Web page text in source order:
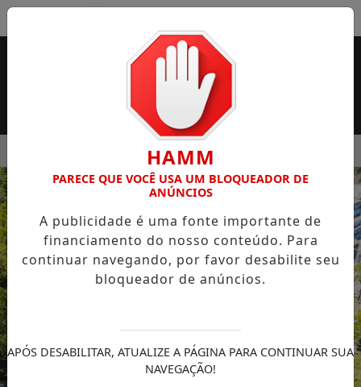
ROSSI SERÁ BREVEMENTE INAUGURADA EM
EM ALTA
HAMM
PARECE QUE VOCÊ USA UM BLOQUEADOR DE
ANÚNCIOS
A publicidade é uma fonte importante de
financiamento do nosso conteúdo. Para
continuar navegando, por favor desabilite seu
bloqueador de anúncios.
APÓS DESABILITAR, ATUALIZE A PÁGINA PARA CONTINUAR SUA
NAVEGAÇÃO!